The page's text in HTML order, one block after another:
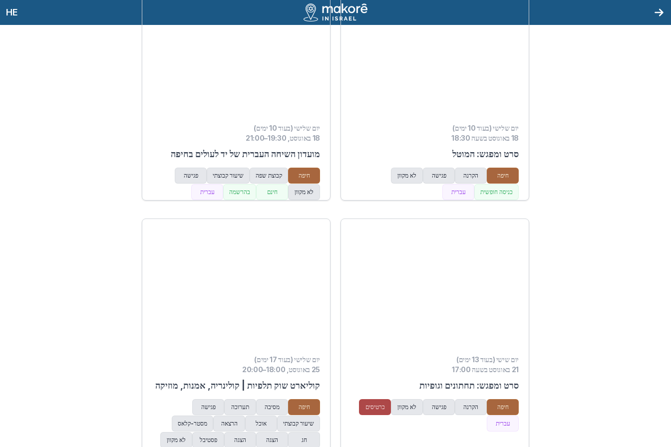
HE
יום שלישי (בעוד 10 ימים)
18 באוגוסט בשעה 18:30
סרט ומפגש: המוטל
חיפה הקרנה פגישה לא מקוון
כניסה חופשית עברית
יום שלישי (בעוד 10 ימים)
18 באוגוסט, 19:30–21:00
מועדון השיחה העברית של יד לעולים בחיפה
חיפה קבוצת שפה שיעור קבוצתי פגישה
לא מקוון חינם בהרשמה עברית
יום שישי (בעוד 13 ימים)
21 באוגוסט בשעה 17:00
סרט ומפגש: תחתונים וגופיות
חיפה הקרנה פגישה לא מקוון כרטיסים
עברית
יום שלישי (בעוד 17 ימים)
25 באוגוסט, 18:00–20:00
קוליארט שוק תלפיות | קולינריה, אמנות, מוזיקה
חיפה מסיבה תערוכה פגישה
שיעור קבוצתי אוכל הרצאה מסטר-קלאס
חג הצגה הצגה פסטיבל לא מקוון